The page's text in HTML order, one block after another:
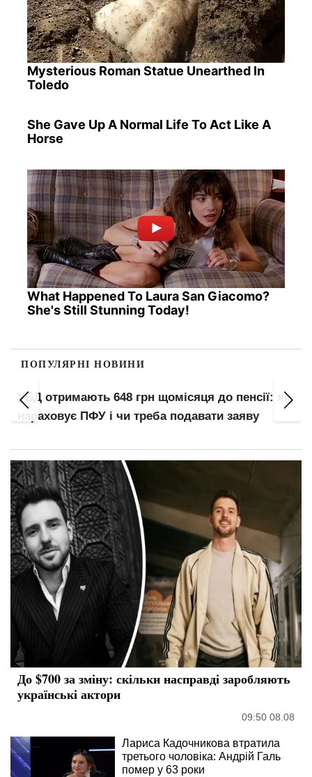
Mysterious Roman Statue Unearthed In
Toledo
She Gave Up A Normal Life To Act Like A
Horse
What Happened To Laura San Giacomo?
She's Still Stunning Today!
ПОПУЛЯРНІ НОВИНИ
УБД отримають 648 грн щомісяця до пенсії: як
нараховує ПФУ і чи треба подавати заяву
До $700 за зміну: скільки насправді заробляють
українські актори
09:50 08.08
Лариса Кадочникова втратила
третього чоловіка: Андрій Галь
помер у 63 роки